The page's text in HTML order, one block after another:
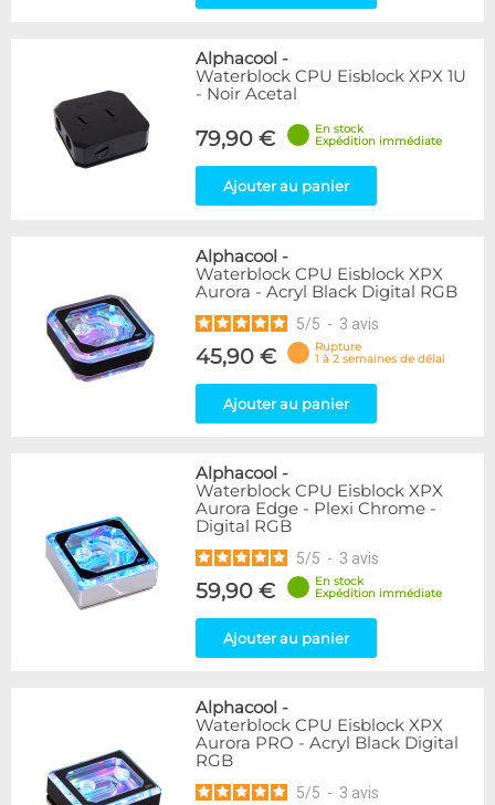
Alphacool -
Waterblock CPU Eisblock XPX 1U
- Noir Acetal
79,90 €
En stock
Expédition immédiate
Ajouter au panier
Alphacool -
Waterblock CPU Eisblock XPX
Aurora - Acryl Black Digital RGB
5/5 - 3 avis
45,90 €
Rupture
1 à 2 semaines de délai
Ajouter au panier
Alphacool -
Waterblock CPU Eisblock XPX
Aurora Edge - Plexi Chrome -
Digital RGB
5/5 - 3 avis
59,90 €
En stock
Expédition immédiate
Ajouter au panier
Alphacool -
Waterblock CPU Eisblock XPX
Aurora PRO - Acryl Black Digital
RGB
5/5 - 3 avis